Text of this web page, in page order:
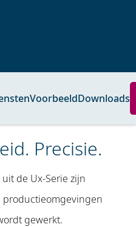
VoorbeeldDownloads
Precisie.
de Ux-Serie zijn
productieomgevingen
gewerkt.